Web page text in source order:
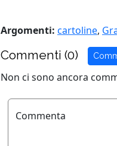
Argomenti: cartoline,
Commenti (0)
Non ci sono ancora
Commenta